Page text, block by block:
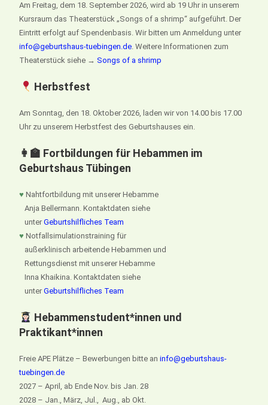
Am Freitag, dem 18. September 2026, wird ab 19 Uhr in unserem
Kursraum das Theaterstück „Songs of a shrimp“ aufgeführt. Der
Eintritt erfolgt auf Spendenbasis. Wir bitten um Anmeldung unter
info@geburtshaus-tuebingen.de. Weitere Informationen zum
Theaterstück siehe →Songs of a shrimp
Herbstfest
Am Sonntag, den 18. Oktober 2026, laden wir von 14.00 bis 17.00
Uhr zu unserem Herbstfest des Geburtshauses ein.
👩‍🏫 Fortbildungen für Hebammen im
Geburtshaus Tübingen
♥ Nahtfortbildung mit unserer Hebamme
Anja Bellermann. Kontaktdaten siehe
unterGeburtshilfliches Team
♥ Notfallsimulationstraining für
außerklinisch arbeitende Hebammen und
Rettungsdienst mit unserer Hebamme
Inna Khaikina. Kontaktdaten siehe
unterGeburtshilfliches Team
Hebammenstudent*innen und
Praktikant*innen
Freie APE Plätze – Bewerbungen bitte aninfo@geburtshaus-
tuebingen.de
2027 – April, ab Ende Nov. bis Jan. 28
2028 – Jan., März, Jul., Aug., ab Okt.